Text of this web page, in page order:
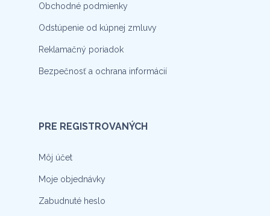
Obchodné podmienky
Odstúpenie od kúpnej zmluvy
Reklamačný poriadok
Bezpečnosť a ochrana informácií
PRE REGISTROVANÝCH
Môj účet
Moje objednávky
Zabudnuté heslo